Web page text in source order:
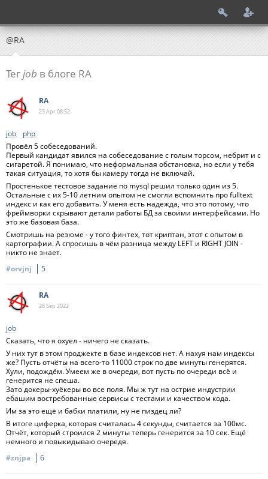
@RA
Тегjob в блоге RA
RA
23 Apr08:52
job
php
Провёл 5 собеседований.
Первый кандидат явился на собеседование с голым торсом, небрит и с
сигаретой. Я понимаю, что неформальная обстановка, но если у тебя
такая ситуация, то хотя бы камеру тогда не включай.
Простенькое тестовое задание по mysql решил только один из 5.
Остальные с их 5-10 летним опытом не смогли вспомнить про fulltext
индекс и как его добавить. У меня есть надежда, что это потому, что
фреймворки скрывают детали работы БД за своими интерфейсами. Но
это же базовая база.
Смотришь на резюме - у того финтех, тот криптан, этот с опытом в
картографии. А спросишь в чём разница между LEFT и RIGHT JOIN -
никто не знает.
#orvjnj
5
RA
28 Sep 2022
job
Сказать, что я охуел - ничего не сказать.
У них тут в этом проджекте в базе индексов нет. А нахуя нам индексы
же? Пусть отчёты на всего-то 11000 строк по две минуты генерятся.
Хули, подождём. Умеем же в очереди, вот пусть по очереди всё и
генерится не спеша.
Зато докеры-хуёкеры во все поля. Мы ж тут на острие индустрии
ебашим востребованные сервисы с тестами и качеством кода.
Им за это ещё и бабки платили, ну не пиздец ли?
В итоге циферка, которая считалась 4 секунды, считается за 100мс.
Отчёт, который строился 2 минуты теперь генерится за 10 сек. Ещё
немного и повыкидываю очередя.
#znjpa
6